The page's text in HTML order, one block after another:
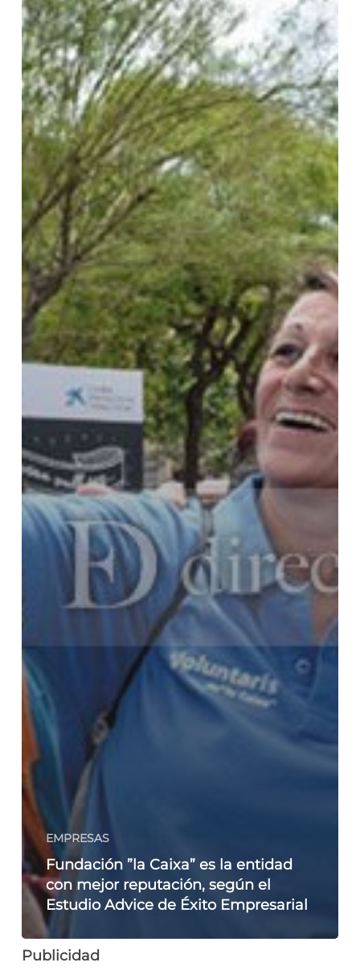
EMPRESAS
Fundación ”la Caixa” es la entidad
con mejor reputación, según el
Estudio Advice de Éxito Empresarial
Publicidad